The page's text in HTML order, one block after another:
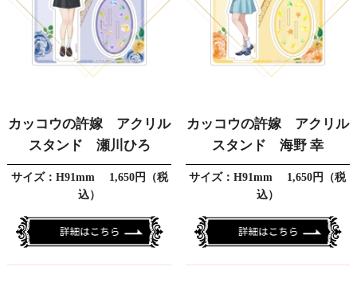
カッコウの許嫁 アクリル
スタンド 瀬川ひろ
サイズ：H91mm 1,650円（税
込）
カッコウの許嫁 アクリル
スタンド 海野 幸
サイズ：H91mm 1,650円（税
込）